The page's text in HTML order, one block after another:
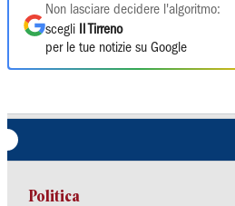
Non lasciare decidere l'algoritmo:
scegli
Il Tirreno
per le tue notizie su Google
Politica